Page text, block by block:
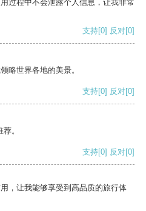
过程中不会泄露个人信息，让我非常
支持[0] 反对[0]
略世界各地的美景。
支持[0] 反对[0]
。
支持[0] 反对[0]
，让我能够享受到高品质的旅行体